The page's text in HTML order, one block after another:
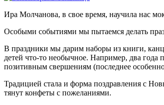
Ира Молчанова, в свое время, научила нас
Особыми событиями мы пытаемся делать
В праздники мы дарим наборы из книги,
детей что-то необычное. Например, два
позитивным свершениям (последнее
Традицией стала и форма поздравления с
тянут конфеты с пожеланиями.